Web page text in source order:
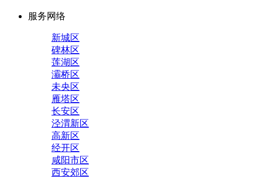
服务网络
新城区
碑林区
莲湖区
灞桥区
未央区
雁塔区
长安区
泾渭新区
高新区
经开区
咸阳市区
西安郊区